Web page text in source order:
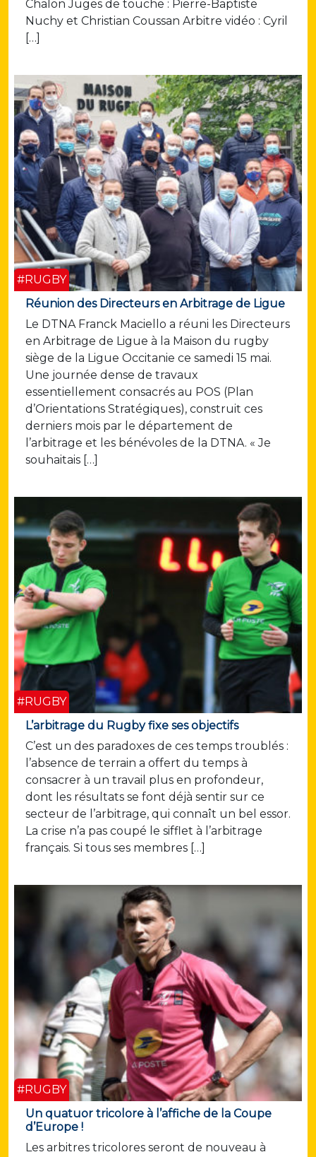
Chalon Juges de touche : Pierre-Baptiste
Nuchy et Christian Coussan Arbitre vidéo : Cyril
[…]
#RUGBY
Réunion des Directeurs en Arbitrage de Ligue
Le DTNA Franck Maciello a réuni les Directeurs
en Arbitrage de Ligue à la Maison du rugby
siège de la Ligue Occitanie ce samedi 15 mai.
Une journée dense de travaux
essentiellement consacrés au POS (Plan
d’Orientations Stratégiques), construit ces
derniers mois par le département de
l’arbitrage et les bénévoles de la DTNA. « Je
souhaitais […]
#RUGBY
L’arbitrage du Rugby fixe ses objectifs
C’est un des paradoxes de ces temps troublés :
l’absence de terrain a offert du temps à
consacrer à un travail plus en profondeur,
dont les résultats se font déjà sentir sur ce
secteur de l’arbitrage, qui connaît un bel essor.
La crise n’a pas coupé le sifflet à l’arbitrage
français. Si tous ses membres […]
#RUGBY
Un quatuor tricolore à l’affiche de la Coupe
d’Europe !
Les arbitres tricolores seront de nouveau à